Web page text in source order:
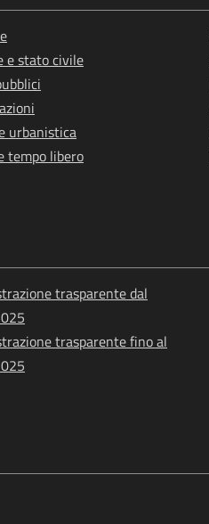
e stato civile
urbanistica
tempo libero
trasparente dal
trasparente fino al